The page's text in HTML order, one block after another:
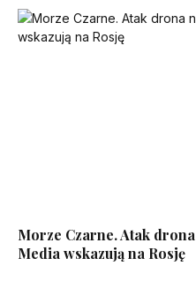
Morze Czarne. Atak
Media wskazują na Rosję